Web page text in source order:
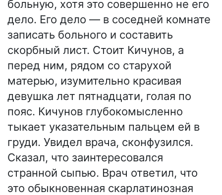
больную, хотя это совершенно не его
дело. Его дело — в соседней комнате
записать больного и составить
скорбный лист. Стоит Кичунов, а
перед ним, рядом со старухой
матерью, изумительно красивая
девушка лет пятнадцати, голая по
пояс. Кичунов глубокомысленно
тыкает указательным пальцем ей в
груди. Увидел врача, сконфузился.
Сказал, что заинтересовался
странной сыпью. Врач ответил, что
это обыкновенная скарлатинозная